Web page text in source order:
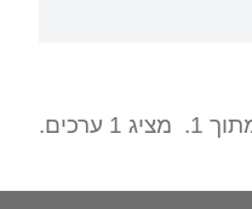
1. מציג 1 ערכים.